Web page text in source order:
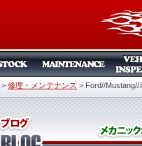
> 修理・メンテナンス > Ford//Mustang//